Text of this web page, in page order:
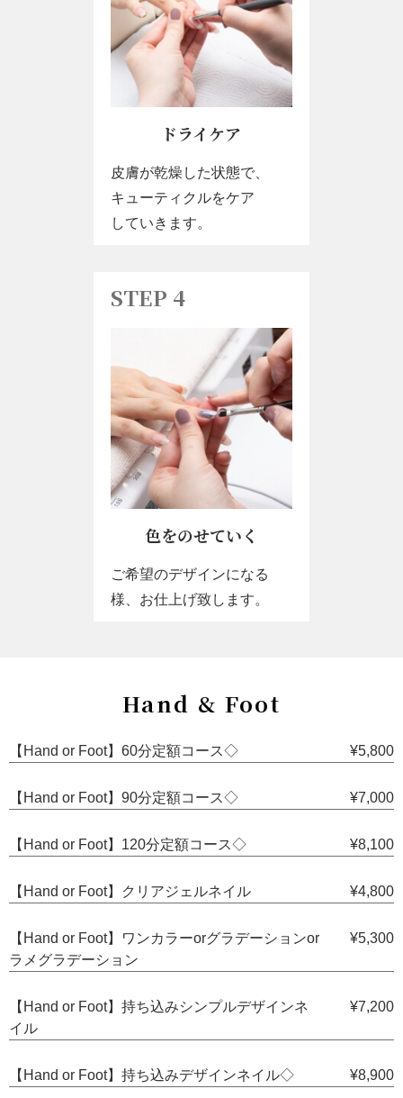
ドライケア
皮膚が乾燥した状態で、
キューティクルをケア
​​​​​​​していきます。
STEP 4
色をのせていく
ご希望のデザインになる
様、お仕上げ致します。
Hand & Foot
【Hand or Foot】60分定額コース◇ ¥5,800
【Hand or Foot】90分定額コース◇ ¥7,000
【Hand or Foot】120分定額コース◇ ¥8,100
【Hand or Foot】クリアジェルネイル ¥4,800
【Hand or Foot】ワンカラーorグラデーションor
ラメグラデーション
¥5,300
【Hand or Foot】持ち込みシンプルデザインネ
イル
¥7,200
【Hand or Foot】持ち込みデザインネイル◇ ¥8,900